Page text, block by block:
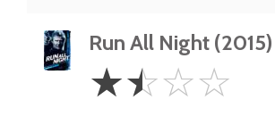
Run All Night (2015)
1.5
Stars
☆☆☆☆